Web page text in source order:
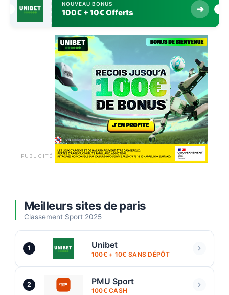
NOUVEAU BONUS
100€ + 10€ Offerts ➜
PUBLICITÉ
Meilleurs sites de paris
Classement Sport 2025
1 Unibet
100€ + 10€ SANS DÉPÔT
2 PMU Sport
100€ CASH